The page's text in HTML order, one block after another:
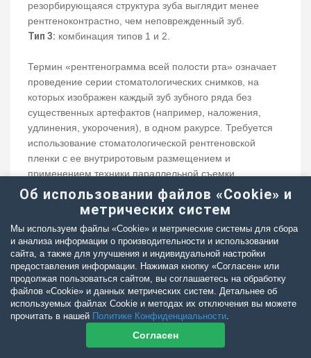
резорбирующаяся структура зуба выглядит менее
рентгеноконтрастно, чем неповрежденный зуб.
Тип 3: комбинация типов 1 и 2.
Термин «рентгенограмма всей полости рта» означает
проведение серии стоматологических снимков, на
которых изображен каждый зуб зубного ряда без
существенных артефактов (например, наложения,
удлинения, укорочения), в одном ракурсе. Требуется
использование стоматологической рентгеновской
пленки с ее внутриротовым размещением и
применением техники параллельной съемки
(ограничено областью премоляров/моляров нижней
челюсти) или метода по биссектрисе угла (верхняя
челюсть и ростральная нижняя челюсть).
Об использовании файлов «Cookie» и
метрических систем
Мы используем файлы «Cookie» и метрические системы для сбора
и анализа информации о производительности и использовании
сайта, а также для улучшения и индивидуальной настройки
предоставления информации. Нажимая кнопку «Согласен» или
продолжая пользоваться сайтом, вы соглашаетесь на обработку
файлов «Cookie» и данных метрических систем. Детальнее об
используемых файлах Cookie и методах их отключения вы можете
прочитать в нашей Политике Конфиденциальности.
Согласен